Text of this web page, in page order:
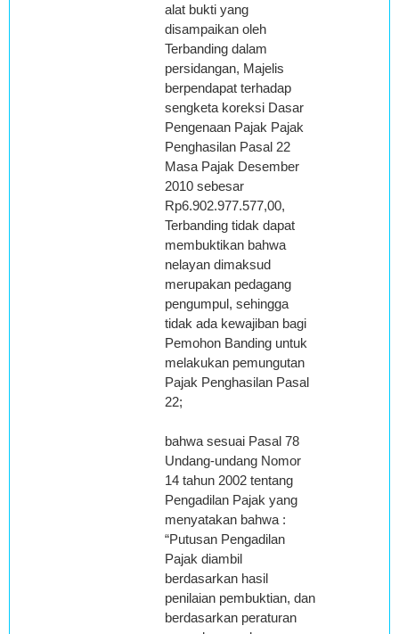
alat bukti yang
disampaikan oleh
Terbanding dalam
persidangan, Majelis
berpendapat terhadap
sengketa koreksi Dasar
Pengenaan Pajak Pajak
Penghasilan Pasal 22
Masa Pajak Desember
2010 sebesar
Rp6.902.977.577,00,
Terbanding tidak dapat
membuktikan bahwa
nelayan dimaksud
merupakan pedagang
pengumpul, sehingga
tidak ada kewajiban bagi
Pemohon Banding untuk
melakukan pemungutan
Pajak Penghasilan Pasal
22;
bahwa sesuai Pasal 78
Undang-undang Nomor
14 tahun 2002 tentang
Pengadilan Pajak yang
menyatakan bahwa :
“Putusan Pengadilan
Pajak diambil
berdasarkan hasil
penilaian pembuktian, dan
berdasarkan peraturan